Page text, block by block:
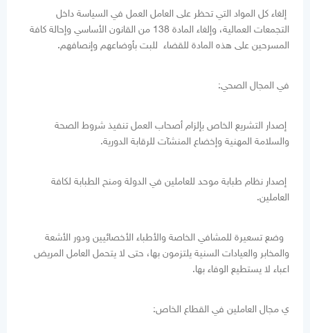
إلغاء كل المواد التي تحظر على العامل العمل في السياسة داخل
التجمعات العمالية، وإلغاء المادة 138 من القانون الأساسي وإحالة كافة
المسرحين على هذه المادة للقضاء للبت بأوضاعهم وإنصافهم.
في المجال الصحي:
إصدار التشريع الخاص بإلزام أصحاب العمل تنفيذ شروط الصحة
والسلامة المهنية وإخضاع المنشآت للرقابة الدورية.
إصدار نظام طبابة موحد للعاملين في الدولة ومنح الطبابة لكافة
العاملين.
وضع تسعيرة للمشافي الخاصة والأطباء الأخصائيين ودور الأشعة
والمخابر والعيادات السنية يلتزمون بها، حتى لا يتحمل العامل المريض
اعباء لا يستطيع الوفاء بها.
ي مجال العاملين في القطاع الخاص: